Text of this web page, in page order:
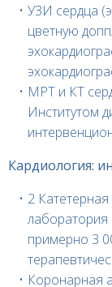
УЗИ сердца
цветную
МРТ и КТ
Институтом
Кардиология:
2Катетерная
лаборатория
примерно 3
Коронарная